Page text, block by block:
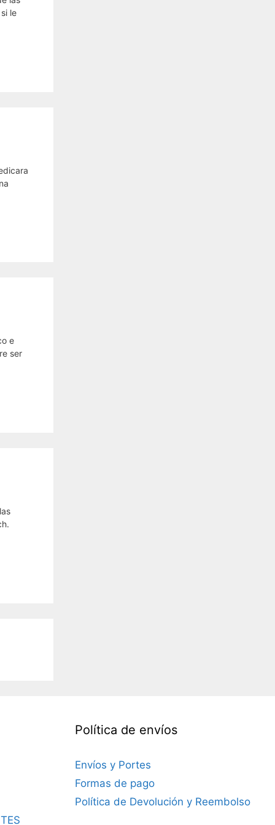
le
e
ser
Política de envíos
Envíos y Portes
Formas de pago
Política de Devolución y Reembolso